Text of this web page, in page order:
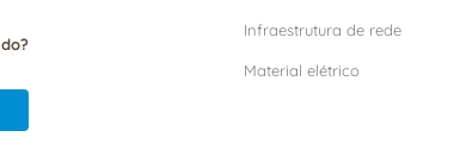
Infraestrutura de rede
Material elétrico